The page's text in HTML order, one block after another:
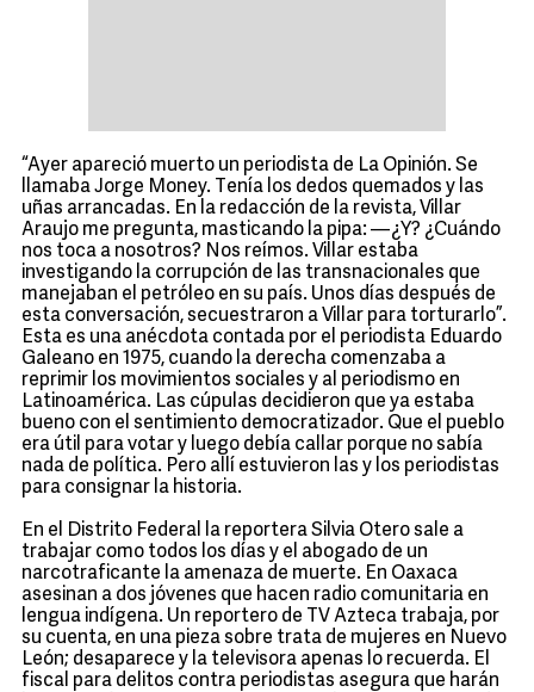
“Ayer apareció muerto un periodista de La Opinión. Se
llamaba Jorge Money. Tenía los dedos quemados y las
uñas arrancadas. En la redacción de la revista, Villar
Araujo me pregunta, masticando la pipa: —¿Y? ¿Cuándo
nos toca a nosotros? Nos reímos. Villar estaba
investigando la corrupción de las transnacionales que
manejaban el petróleo en su país. Unos días después de
esta conversación, secuestraron a Villar para torturarlo”.
Esta es una anécdota contada por el periodista Eduardo
Galeano en 1975, cuando la derecha comenzaba a
reprimir los movimientos sociales y al periodismo en
Latinoamérica. Las cúpulas decidieron que ya estaba
bueno con el sentimiento democratizador. Que el pueblo
era útil para votar y luego debía callar porque no sabía
nada de política. Pero allí estuvieron las y los periodistas
para consignar la historia.
En el Distrito Federal la reportera Silvia Otero sale a
trabajar como todos los días y el abogado de un
narcotraficante la amenaza de muerte. En Oaxaca
asesinan a dos jóvenes que hacen radio comunitaria en
lengua indígena. Un reportero de TV Azteca trabaja, por
su cuenta, en una pieza sobre trata de mujeres en Nuevo
León; desaparece y la televisora apenas lo recuerda. El
fiscal para delitos contra periodistas asegura que harán